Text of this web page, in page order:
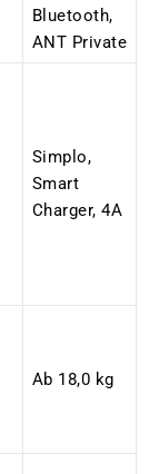
Bluetooth,
ANT Private
Simplo,
Smart
Charger, 4A
Ab 18,0 kg